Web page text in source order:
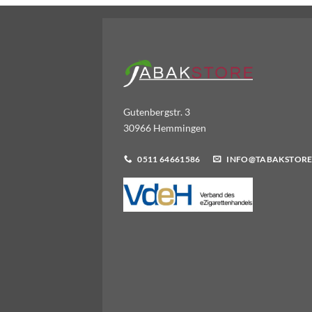
Gutenbergstr. 3
30966 Hemmingen
0511 64661586